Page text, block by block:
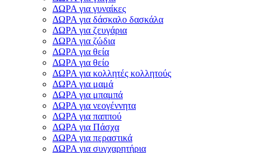
ΔΩΡΑ για γυναίκες
ΔΩΡΑ για δάσκαλο δασκάλα
ΔΩΡΑ για ζευγάρια
ΔΩΡΑ για ζώδια
ΔΩΡΑ για θεία
ΔΩΡΑ για θείο
ΔΩΡΑ για κολλητές κολλητούς
ΔΩΡΑ για μαμά
ΔΩΡΑ για μπαμπά
ΔΩΡΑ για νεογέννητα
ΔΩΡΑ για παππού
ΔΩΡΑ για Πάσχα
ΔΩΡΑ για περαστικά
ΔΩΡΑ για συγχαρητήρια